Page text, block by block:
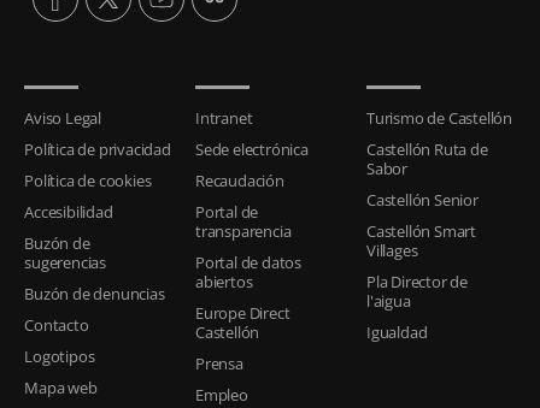
Aviso Legal
Política de privacidad
Política de cookies
Accesibilidad
Buzón de
sugerencias
Buzón de denuncias
Contacto
Logotipos
Mapa web
Intranet
Sede electrónica
Recaudación
Portal de
transparencia
Portal de datos
abiertos
Europe Direct
Castellón
Prensa
Empleo
Turismo de Castellón
Castellón Ruta de
Sabor
Castellón Senior
Castellón Smart
Villages
Pla Director de
l'aigua
Igualdad